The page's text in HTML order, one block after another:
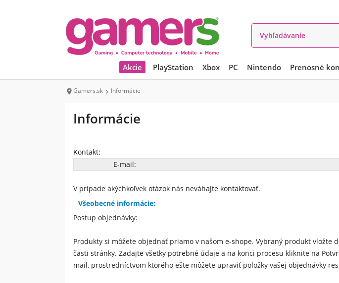
Akcie PlayStation Xbox PC Nintendo Prenosné
Gamers.sk  Informácie
Informácie
Kontakt:
E-mail:
V prípade akýchkoľvek otázok nás neváhajte kontaktovať.
Všeobecné informácie:
Postup objednávky:
Produkty si môžete objednať priamo v našom e-shope. Vybraný produkt vložte
časti stránky. Zadajte všetky potrebné údaje a na konci procesu kliknite na
mail, prostredníctvom ktorého ešte môžete upraviť položky vašej objednávky